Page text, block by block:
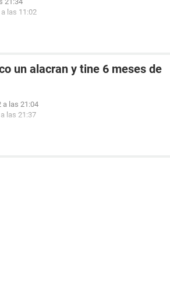
las 11:02
un alacran y tine 6 meses de
a las 21:04
las 21:37